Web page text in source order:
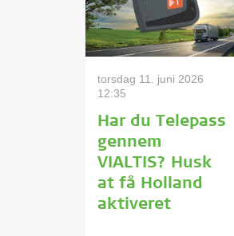
torsdag 11. juni 2026
12:35
Har du Telepass
gennem
VIALTIS? Husk
at få Holland
aktiveret